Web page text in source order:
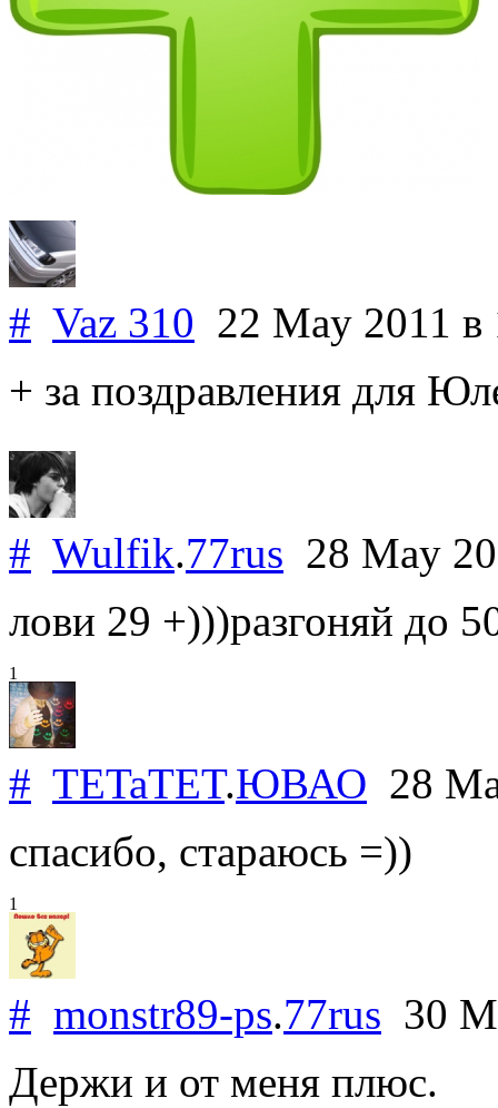
# Vaz 310 22 May 2011 в
+ за поздравления для
# Wulfik.77rus 28 May
лови 29 +)))разгоняй до
1
# TETaTET.ЮВАО 28
спасибо, стараюсь =))
1
# monstr89-ps.77rus 30
Держи и от меня плюс.